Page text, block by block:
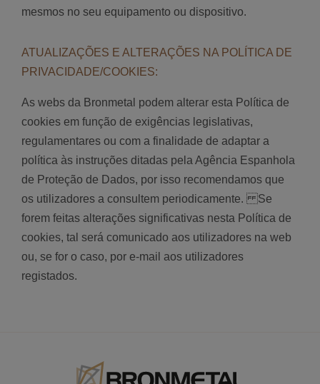
mesmos no seu equipamento ou dispositivo.
ATUALIZAÇÕES E ALTERAÇÕES NA POLÍTICA DE
PRIVACIDADE/COOKIES:
As webs da Bronmetal podem alterar esta Política de
cookies em função de exigências legislativas,
regulamentares ou com a finalidade de adaptar a
política às instruções ditadas pela Agência Espanhola
de Proteção de Dados, por isso recomendamos que
os utilizadores a consultem periodicamente. Se
forem feitas alterações significativas nesta Política de
cookies, tal será comunicado aos utilizadores na web
ou, se for o caso, por e-mail aos utilizadores
registados.